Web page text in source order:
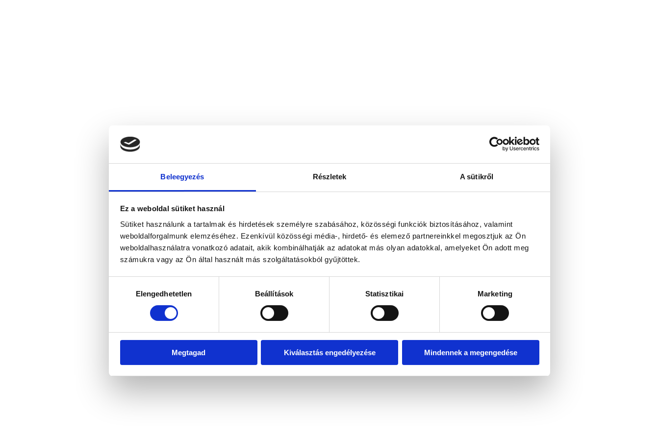
Beleegyezés Részletek A sütikről
Ez a weboldal sütiket használ
Sütiket használunk a tartalmak és hirdetések személyre szabásához, közösségi funkciók biztosításához, valamint
weboldalforgalmunk elemzéséhez. Ezenkívül közösségi média-, hirdető- és elemező partnereinkkel megosztjuk az Ön
weboldalhasználatra vonatkozó adatait, akik kombinálhatják az adatokat más olyan adatokkal, amelyeket Ön adott meg
számukra vagy az Ön által használt más szolgáltatásokból gyűjtöttek.
kiválasztásaElengedhetetlen Beállítások Statisztikai Marketing
Megtagad Kiválasztás engedélyezése Mindennek a megengedése
Application error: a client-side exception has occurred while loadingwww.bicapp.hu (see the browser console for more information)